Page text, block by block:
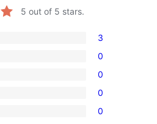
5 out of 5 stars.
3
0
0
0
0